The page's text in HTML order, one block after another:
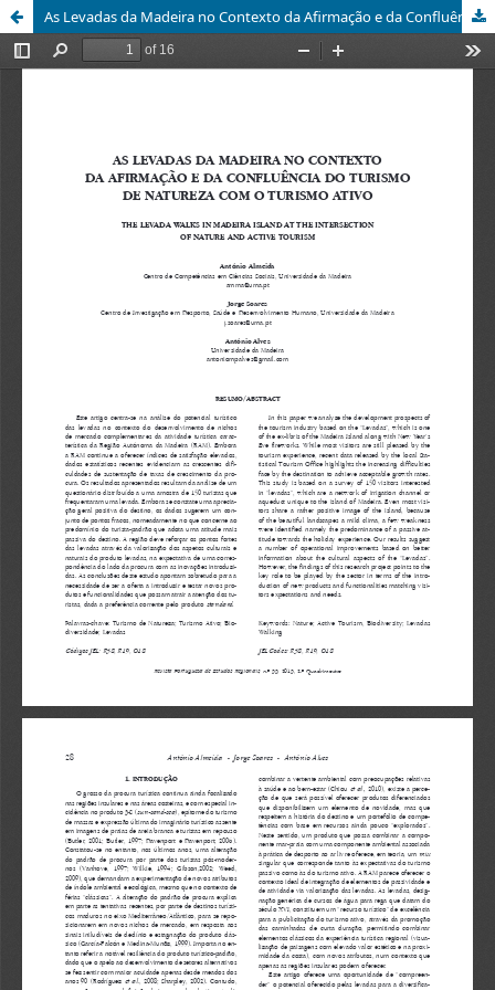
As Levadas da Madeira no Contexto da Afirmação e da Confluência do Turismo de Natureza com o Turismo Ativo